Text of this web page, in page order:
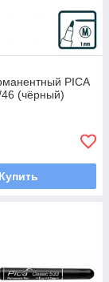
PICA
(чёрный)
Купить